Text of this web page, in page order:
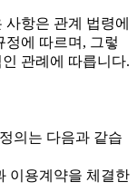
항은 관계 법령에
정에 따르며, 그렇
관례에 따릅니다.
의는 다음과 같습
이용계약을 체결한